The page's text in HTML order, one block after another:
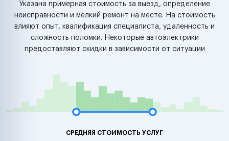
Указана примерная стоимость за выезд, определение
неисправности и мелкий ремонт на месте. На стоимость
влияют опыт, квалификация специалиста, удаленность и
сложность поломки. Некоторые автоэлектрики
предоставляют скидки в зависимости от ситуации
СРЕДНЯЯ СТОИМОСТЬ УСЛУГ